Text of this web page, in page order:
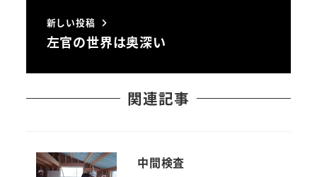
新しい投稿
左官の世界は奥深い
関連記事
中間検査